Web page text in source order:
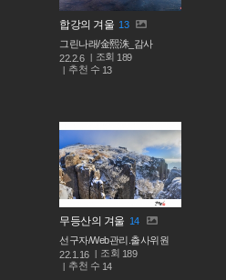
합강의 겨울 13
그린나래/金熙洙_감사
22.2.6
조회 189
추천 수 13
무등산의 겨울 14
선구자/Web관리.출사위원
22.1.16
조회 189
추천 수 14